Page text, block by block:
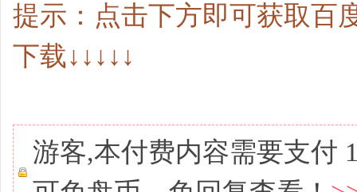
提示：点击下方即可获取百
下载↓↓↓↓↓
游客,本付费内容需要支付